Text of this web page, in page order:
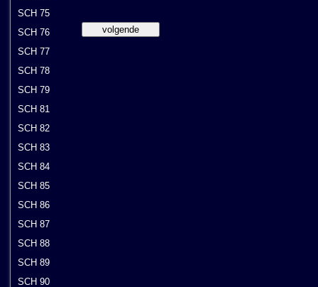
SCH 75
SCH 76
SCH 77
SCH 78
SCH 79
SCH 81
SCH 82
SCH 83
SCH 84
SCH 85
SCH 86
SCH 87
SCH 88
SCH 89
SCH 90